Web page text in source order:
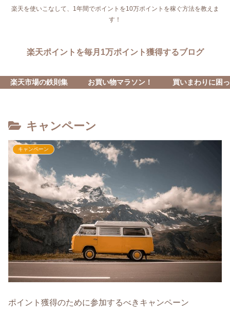
楽天を使いこなして、1年間でポイントを10万ポイントを稼ぐ方法を教えま
す！
楽天ポイントを毎月1万ポイント獲得するブログ
楽天市場の鉄則集 お買い物マラソン！ 買いまわりに困
キャンペーン
キャンペーン
ポイント獲得のために参加するべきキャンペーン